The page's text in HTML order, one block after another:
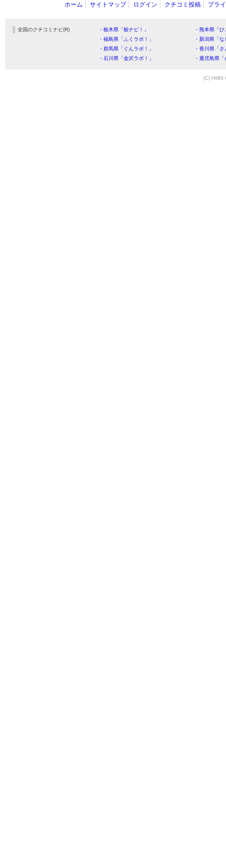
ホーム サイトマップ ログイン クチコミ投稿 プラ
全国のクチコミナビ(R) ・栃木県「栃ナビ！」
・熊本県「
・福島県「ふくラボ！」
・新潟県「
・群馬県「ぐんラボ！」
・香川県「
・石川県「金沢ラボ！」
・鹿児島県
(C) HitBit